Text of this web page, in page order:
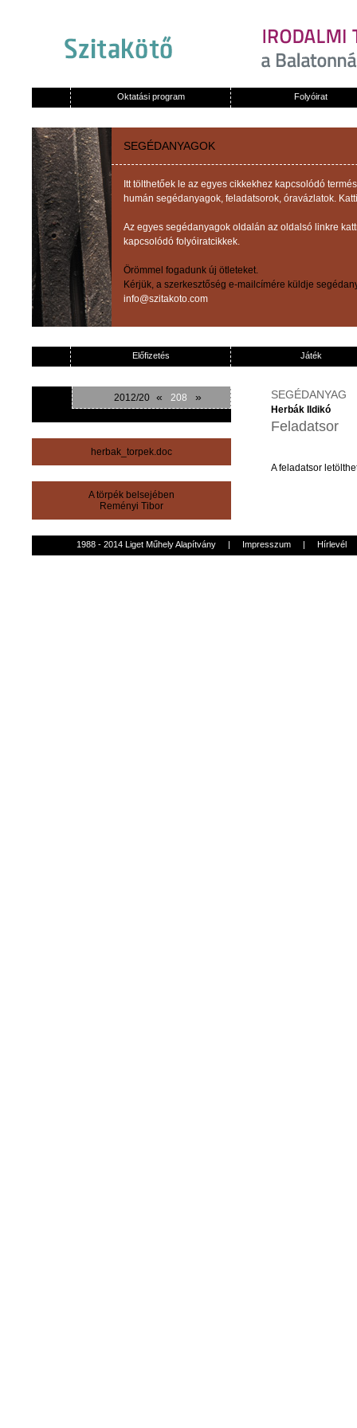
Oktatási program Folyóirat
SEGÉDANYAGOK
Itt tölthetőek le az egyes cikkekhez kapcsolódó
humán segédanyagok, feladatsorok, óravázlatok.
Az egyes segédanyagok oldalán az oldalsó linkre
kapcsolódó folyóiratcikkek.
Örömmel fogadunk új ötleteket.
Kérjük, a szerkesztőség e-mailcímére küldje
info@szitakoto.com
Előfizetés Játék
2012/20 « 208 »
herbak_torpek.doc
A törpék belsejében
Reményi Tibor
SEGÉDANYAG
Herbák Ildikó
Feladatsor
Afeladatsor
1988 - 2014 Liget Műhely Alapítvány | Impresszum | Hírlevél